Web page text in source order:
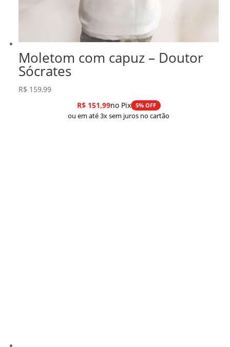
Moletom com capuz – Doutor
Sócrates
R$ 159,99
R$151,99no Pix 5% OFF
ou em até 3x sem juros no cartão